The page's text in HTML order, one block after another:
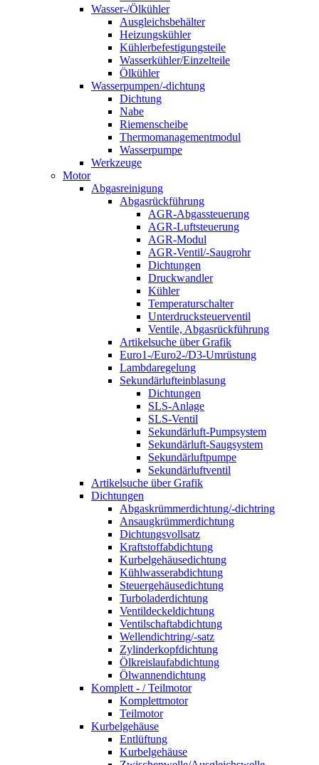
Wasser-/Ölkühler
Ausgleichsbehälter
Heizungskühler
Kühlerbefestigungsteile
Wasserkühler/Einzelteile
Ölkühler
Wasserpumpen/-dichtung
Dichtung
Nabe
Riemenscheibe
Thermomanagementmodul
Wasserpumpe
Werkzeuge
Motor
Abgasreinigung
Abgasrückführung
AGR-Abgassteuerung
AGR-Luftsteuerung
AGR-Modul
AGR-Ventil/-Saugrohr
Dichtungen
Druckwandler
Kühler
Temperaturschalter
Unterdrucksteuerventil
Ventile, Abgasrückführung
Artikelsuche über Grafik
Euro1-/Euro2-/D3-Umrüstung
Lambdaregelung
Sekundärlufteinblasung
Dichtungen
SLS-Anlage
SLS-Ventil
Sekundärluft-Pumpsystem
Sekundärluft-Saugsystem
Sekundärluftpumpe
Sekundärluftventil
Artikelsuche über Grafik
Dichtungen
Abgaskrümmerdichtung/-dichtring
Ansaugkrümmerdichtung
Dichtungsvollsatz
Kraftstoffabdichtung
Kurbelgehäusedichtung
Kühlwasserabdichtung
Steuergehäusedichtung
Turboladerdichtung
Ventildeckeldichtung
Ventilschaftabdichtung
Wellendichtring/-satz
Zylinderkopfdichtung
Ölkreislaufabdichtung
Ölwannendichtung
Komplett - / Teilmotor
Komplettmotor
Teilmotor
Kurbelgehäuse
Entlüftung
Kurbelgehäuse